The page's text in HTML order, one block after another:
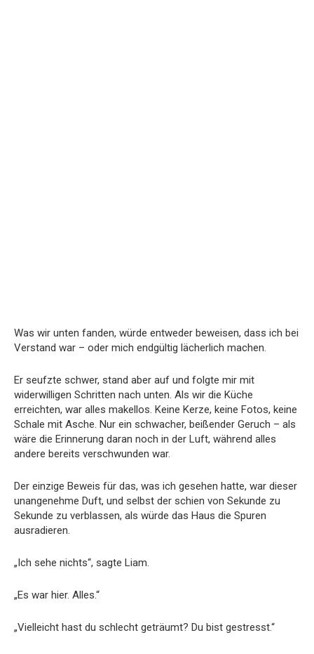
Was wir unten fanden, würde entweder beweisen, dass ich bei
Verstand war – oder mich endgültig lächerlich machen.
Er seufzte schwer, stand aber auf und folgte mir mit
widerwilligen Schritten nach unten. Als wir die Küche
erreichten, war alles makellos. Keine Kerze, keine Fotos, keine
Schale mit Asche. Nur ein schwacher, beißender Geruch – als
wäre die Erinnerung daran noch in der Luft, während alles
andere bereits verschwunden war.
Der einzige Beweis für das, was ich gesehen hatte, war dieser
unangenehme Duft, und selbst der schien von Sekunde zu
Sekunde zu verblassen, als würde das Haus die Spuren
ausradieren.
„Ich sehe nichts“, sagte Liam.
„Es war hier. Alles.“
„Vielleicht hast du schlecht geträumt? Du bist gestresst.“